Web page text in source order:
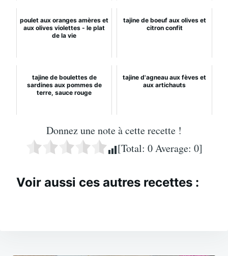
poulet aux oranges amères et
aux olives violettes - le plat
de la vie
tajine de boeuf aux olives et
citron confit
tajine de boulettes de
sardines aux pommes de
terre, sauce rouge
tajine d'agneau aux fèves et
aux artichauts
Donnez une note à cette recette !
[Total: 0Average: 0]
Voir aussi ces autres recettes :